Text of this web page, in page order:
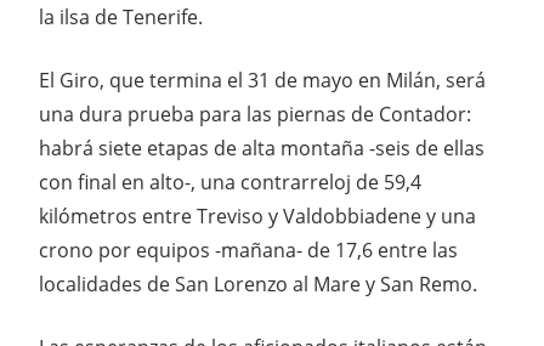
la ilsa de Tenerife.
El Giro, que termina el 31 de mayo en Milán, será
una dura prueba para las piernas de Contador:
habrá siete etapas de alta montaña -seis de ellas
con final en alto-, una contrarreloj de 59,4
kilómetros entre Treviso y Valdobbiadene y una
crono por equipos -mañana- de 17,6 entre las
localidades de San Lorenzo al Mare y San Remo.